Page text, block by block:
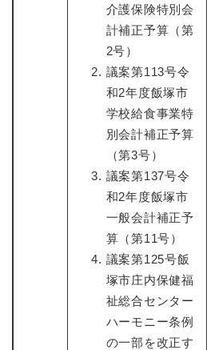
介護保険特別会
計補正予算（第
2号）
議案第113号令
和2年度飯塚市
学校給食事業特
別会計補正予算
（第3号）
議案第137号令
和2年度飯塚市
一般会計補正予
算（第11号）
議案第125号飯
塚市庄内保健福
祉総合センター
ハーモニー条例
の一部を改正す